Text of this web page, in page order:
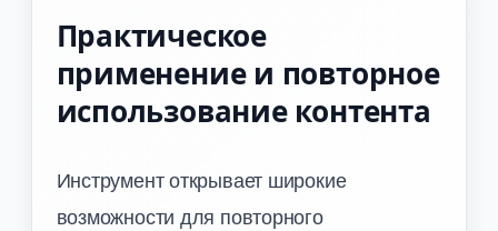
Практическое
применение и повторное
использование контента
Инструмент открывает широкие
возможности для повторного